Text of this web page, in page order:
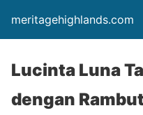
meritagehighlands.com
Lucinta Luna
dengan